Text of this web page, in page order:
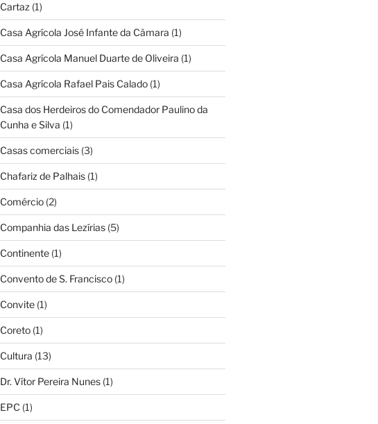
Cartaz (1)
Casa Agrícola José Infante da Câmara (1)
Casa Agrícola Manuel Duarte de Oliveira (1)
Casa Agrícola Rafael Pais Calado(1)
Casa dos Herdeiros do Comendador Paulino da
Cunha e Silva (1)
Casas comerciais(3)
Chafariz de Palhais(1)
Comércio(2)
Companhia das Lezírias(5)
Continente(1)
Convento de S. Francisco(1)
Convite(1)
Coreto(1)
Cultura (13)
Dr. Vítor Pereira Nunes(1)
EPC (1)